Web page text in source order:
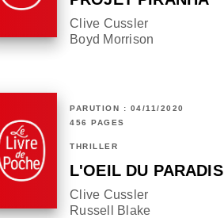
Clive Cussler
Boyd Morrison
PARUTION : 04/11/2020
456 PAGES
THRILLER
L'OEIL DU PARADIS
Clive Cussler
Russell Blake